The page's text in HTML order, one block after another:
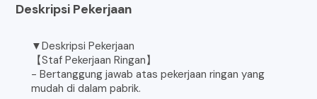
Deskripsi Pekerjaan
▼Deskripsi Pekerjaan
【Staf Pekerjaan Ringan】
- Bertanggung jawab atas pekerjaan ringan yang
mudah di dalam pabrik.